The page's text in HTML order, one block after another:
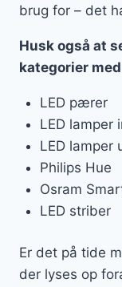
brug for – det
Husk også at
kategorier med
LED pærer
LED lamper
LED lamper
Philips Hue
Osram
LED striber
Er det på tide
der lyses op